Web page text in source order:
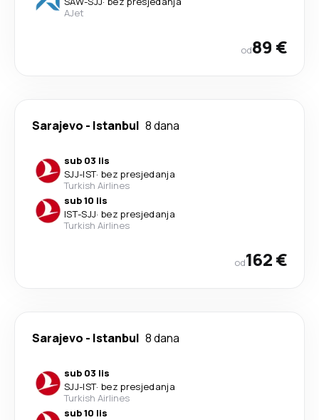
AJet
od89 €
Sarajevo - Istanbul 8 dana
sub 03 lis
SJJ-IST· bez presjedanja
Turkish Airlines
sub 10 lis
IST-SJJ· bez presjedanja
Turkish Airlines
od162 €
Sarajevo - Istanbul 8 dana
sub 03 lis
SJJ-IST· bez presjedanja
Turkish Airlines
sub 10 lis